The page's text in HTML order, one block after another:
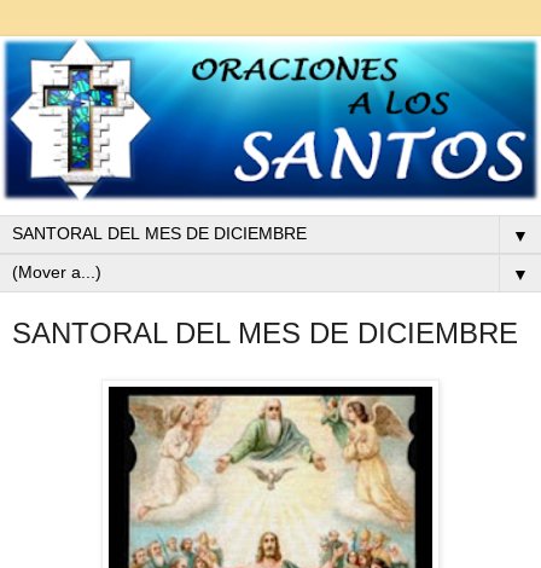
▼
▼
SANTORAL DEL MES DE DICIEMBRE